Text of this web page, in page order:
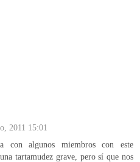
2011 15:01
con algunos miembros con este
tartamudez grave, pero sí que nos